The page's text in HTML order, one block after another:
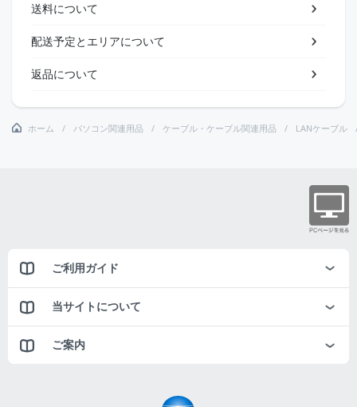
送料について
配送予定とエリアについて
返品について
ホーム パソコン関連用品 ケーブル・ケーブル関連用品 LANケーブル
ご利用ガイド
当サイトについて
ご案内